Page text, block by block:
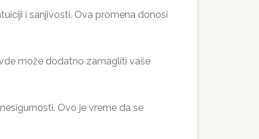
i sanjivosti. Ova promena donosi
može dodatno zamagliti vaše
Ovo je vreme da se